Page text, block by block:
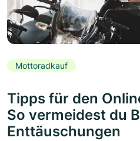
Mottoradkauf
Tipps für den
So vermeidest du
Enttäuschungen